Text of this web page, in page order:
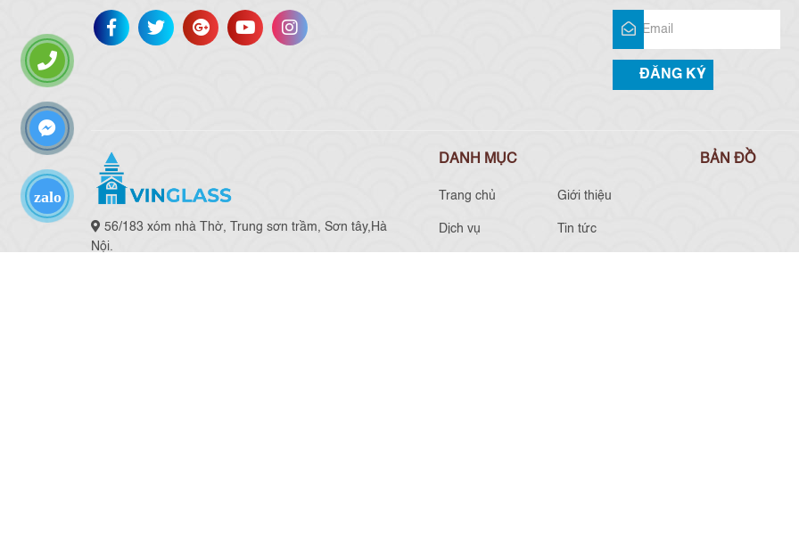
56/183 xóm nhà Thờ, Trung sơn trầm, Sơn tây,Hà
Nội.
DANH MỤC
Trang chủ Giới thiệu
Dịch vụ Tin tức
BẢN ĐỒ
zalo